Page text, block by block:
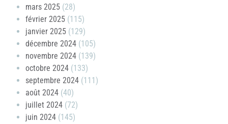
mars 2025 (28)
février 2025 (115)
janvier 2025 (129)
décembre 2024 (105)
novembre 2024 (139)
octobre 2024 (133)
septembre 2024 (111)
août 2024 (40)
juillet 2024 (72)
juin 2024 (145)